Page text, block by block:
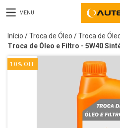
MENU
Início /Troca de Óleo /Troca de
Troca de Óleo e Filtro - 5W40
10% OFF